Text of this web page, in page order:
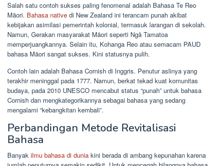
Salah satu contoh sukses paling fenomenal adalah Bahasa Te Reo
Māori. Bahasa native di New Zealand ini terancam punah akibat
kebijakan asimilasi pemerintah kolonial, termasuk larangan di sekolah.
Namun, Gerakan masyarakat Māori seperti Ngā Tamatoa
memperjuangkannya. Selain itu, Kohanga Reo atau semacam PAUD
bahasa Māori sangat sukses. Kini statusnya pulih.
Contoh lain adalah Bahasa Cornish di Inggris. Penutur aslinya yang
terakhir meninggal pada 1777. Namun, berkat tekad kuat komunitas
budaya, pada 2010 UNESCO mencabut status “punah” untuk bahasa
Cornish dan mengkategorikannya sebagai bahasa yang sedang
mengalami “kebangkitan kembali”.
Perbandingan Metode Revitalisasi
Bahasa
Banyak ilmu bahasa di dunia kini berada di ambang kepunahan karena